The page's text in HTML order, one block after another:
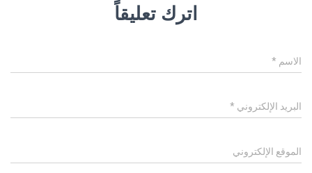
اترك تعليقاً
الاسم *
البريد الإلكتروني *
الموقع الإلكتروني